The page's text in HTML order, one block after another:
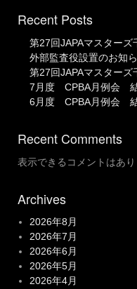
Recent Posts
第27回JAPAマスターズ
外部監査役設置のお知
第27回JAPAマスター
7月度 CPBA月例会
6月度 CPBA月例会
Recent Comments
表示できるコメントはあり
Archives
2026年8月
2026年7月
2026年6月
2026年5月
2026年4月